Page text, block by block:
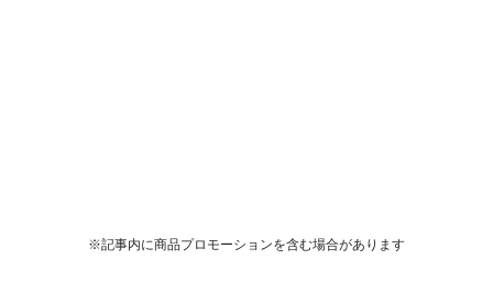
※記事内に商品プロモーションを含む場合があります